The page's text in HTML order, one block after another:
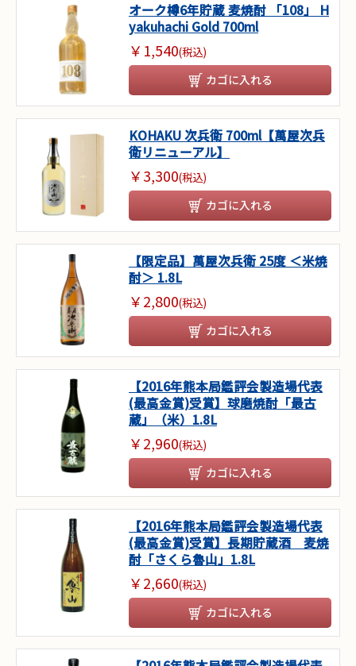
オーク樽6年貯蔵 麦焼酎 「108」 H
yakuhachi Gold 700ml
￥1,540(税込)
カゴに入れる
KOHAKU 次兵衛 700ml【萬屋次兵
衛リニューアル】
￥3,300(税込)
カゴに入れる
【限定品】萬屋次兵衛 25度 ＜米焼
酎＞ 1.8L
￥2,800(税込)
カゴに入れる
【2016年熊本局鑑評会製造場代表
(最高金賞)受賞】球磨焼酎「最古
蔵」（米）1.8L
￥2,960(税込)
カゴに入れる
【2016年熊本局鑑評会製造場代表
(最高金賞)受賞】長期貯蔵酒 麦焼
酎「さくら魯山」1.8L
￥2,660(税込)
カゴに入れる